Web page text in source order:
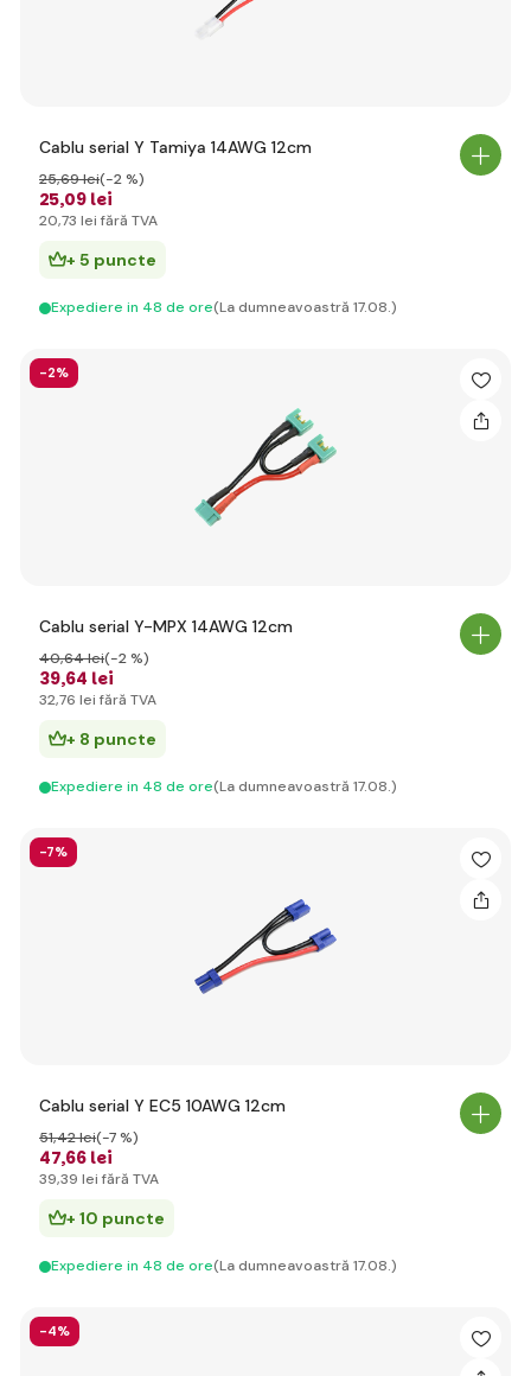
Cablu serial Y Tamiya 14AWG 12cm
25,09 lei
25,69 lei(-2 %)
20,73 lei fără TVA
+ 5 puncte
Expediere in 48 de ore(La dumneavoastră 17.08.)
-2%
Cablu serial Y-MPX 14AWG 12cm
39,64 lei
40,64 lei(-2 %)
32,76 lei fără TVA
+ 8 puncte
Expediere in 48 de ore(La dumneavoastră 17.08.)
-7%
Cablu serial Y EC5 10AWG 12cm
47,66 lei
51,42 lei(-7 %)
39,39 lei fără TVA
+ 10 puncte
Expediere in 48 de ore(La dumneavoastră 17.08.)
-4%